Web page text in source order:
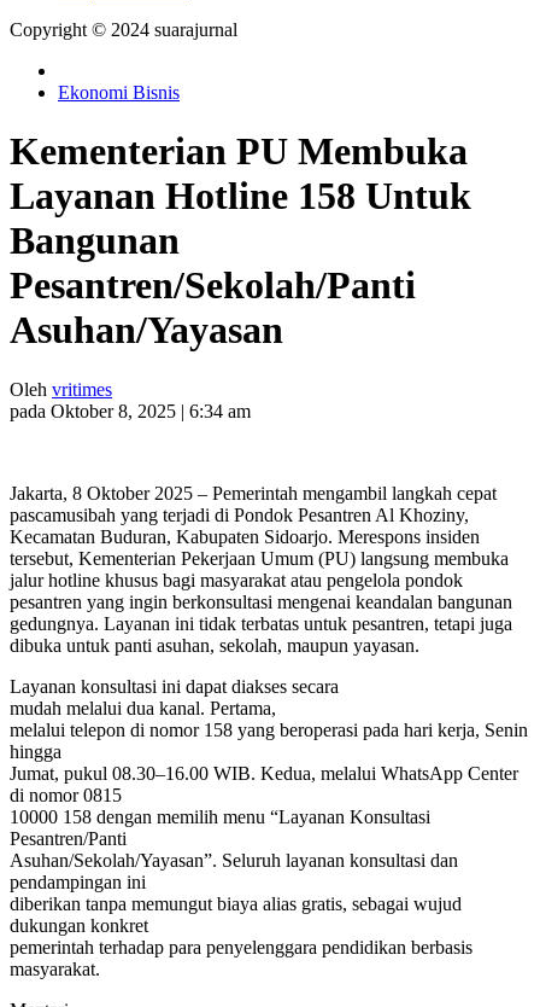
Copyright © 2024 suarajurnal
Ekonomi Bisnis
Kementerian PU Membuka
Layanan Hotline 158 Untuk
Bangunan
Pesantren/Sekolah/Panti
Asuhan/Yayasan
Oleh vritimes
pada Oktober 8, 2025 | 6:34 am
Jakarta, 8 Oktober 2025 – Pemerintah mengambil langkah cepat
pascamusibah yang terjadi di Pondok Pesantren Al Khoziny,
Kecamatan Buduran, Kabupaten Sidoarjo. Merespons insiden
tersebut, Kementerian Pekerjaan Umum (PU) langsung membuka
jalur hotline khusus bagi masyarakat atau pengelola pondok
pesantren yang ingin berkonsultasi mengenai keandalan bangunan
gedungnya. Layanan ini tidak terbatas untuk pesantren, tetapi juga
dibuka untuk panti asuhan, sekolah, maupun yayasan.
Layanan konsultasi ini dapat diakses secara
mudah melalui dua kanal. Pertama,
melalui telepon di nomor 158 yang beroperasi pada hari kerja, Senin
hingga
Jumat, pukul 08.30–16.00 WIB. Kedua, melalui WhatsApp Center
di nomor 0815
10000 158 dengan memilih menu “Layanan Konsultasi
Pesantren/Panti
Asuhan/Sekolah/Yayasan”. Seluruh layanan konsultasi dan
pendampingan ini
diberikan tanpa memungut biaya alias gratis, sebagai wujud
dukungan konkret
pemerintah terhadap para penyelenggara pendidikan berbasis
masyarakat.